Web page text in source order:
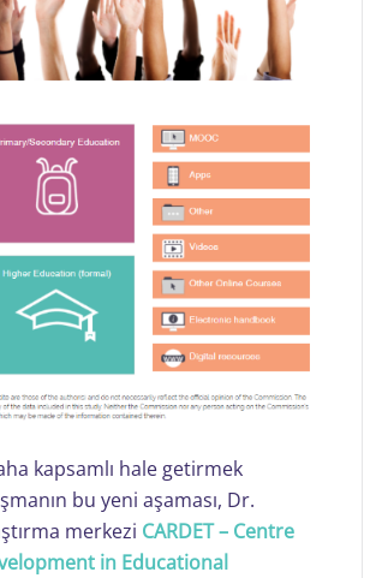
kapsamlı hale getirmek
bu yeni aşaması, Dr.
merkezi CARDET – Centre
in Educational